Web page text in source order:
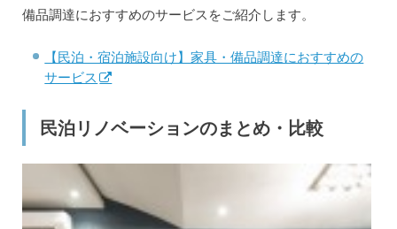
備品調達におすすめのサービスをご紹介します。
【民泊・宿泊施設向け】家具・備品調達におすすめの
サービス
民泊リノベーションのまとめ・比較